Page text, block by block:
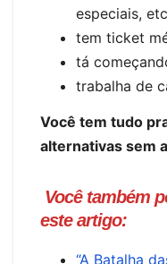
especiais,
tem ticket
tá
trabalha de
Você tem tudo
alternativas sem
Você também
este artigo:
“A Batalha